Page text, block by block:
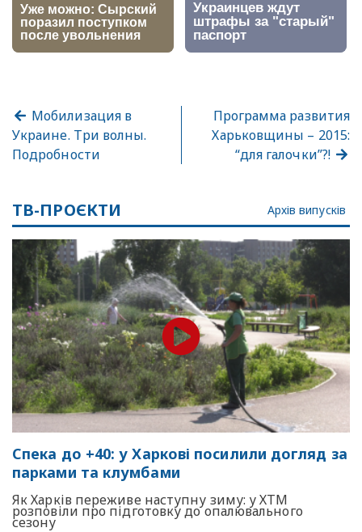
Мобилизация в
Украине. Три волны.
Подробности
Программа развития
Харьковщины – 2015:
“для галочки”?!
ТВ-ПРОЄКТИ Архів випусків
Спека до +40: у Харкові посилили догляд за
парками та клумбами
Як Харків переживе наступну зиму: у ХТМ
розповіли про підготовку до опалювального
сезону